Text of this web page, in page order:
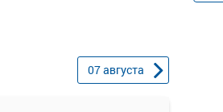
07августа